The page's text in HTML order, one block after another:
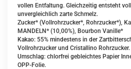
vollen Entfaltung. Gleichzeitig entsteht
unvergleichlich zarte Schmelz.
Zucker* (Vollrohrzucker*, Rohrzucker*),
MANDELN* (10,00%), Bourbon Vanille*
Kakao: 55% mindestens in der
Vollrohrzucker und Cristallino Rohrzucker.
Umschlag: chlorfrei gebleichtes Papier
OPP-Folie.